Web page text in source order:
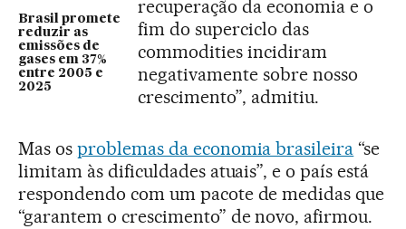
Brasil promete
reduzir as
emissões de
gases em 37%
entre 2005 e
2025
recuperação da economia e o
fim do superciclo das
commodities incidiram
negativamente sobre nosso
crescimento”, admitiu.
Mas os problemas da economia brasileira “se
limitam às dificuldades atuais”, e o país está
respondendo com um pacote de medidas que
“garantem o crescimento” de novo, afirmou.